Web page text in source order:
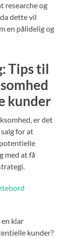
researche og
dette vil
en pålidelig og
Tips til
kunder
er det
for at
med at få
klar
kunder?